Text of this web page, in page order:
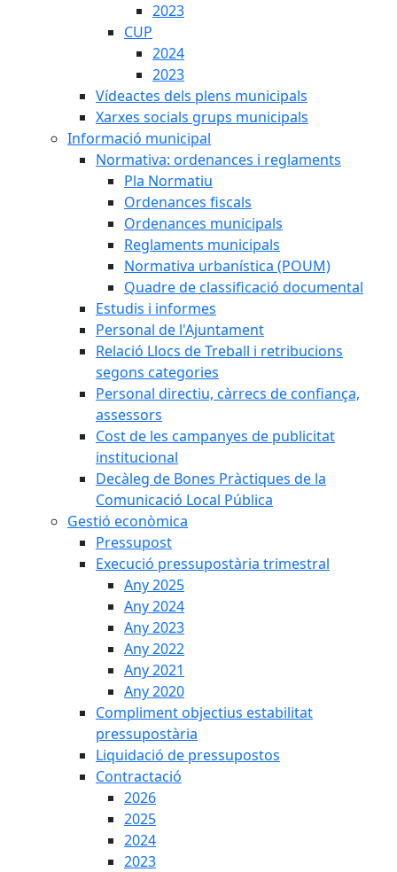
2023
CUP
2024
2023
Vídeactes dels plens municipals
Xarxes socials grups municipals
Informació municipal
Normativa: ordenances i reglaments
Pla Normatiu
Ordenances fiscals
Ordenances municipals
Reglaments municipals
Normativa urbanística (POUM)
Quadre de classificació documental
Estudis i informes
Personal de l'Ajuntament
Relació Llocs de Treball i retribucions
segons categories
Personal directiu, càrrecs de confiança,
assessors
Cost de les campanyes de publicitat
institucional
Decàleg de Bones Pràctiques de la
Comunicació Local Pública
Gestió econòmica
Pressupost
Execució pressupostària trimestral
Any 2025
Any 2024
Any 2023
Any 2022
Any 2021
Any 2020
Compliment objectius estabilitat
pressupostària
Liquidació de pressupostos
Contractació
2026
2025
2024
2023